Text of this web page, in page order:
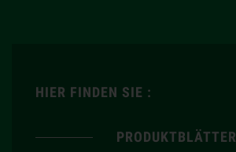
HIER FINDEN SIE :
PRODUKTBLÄTTER